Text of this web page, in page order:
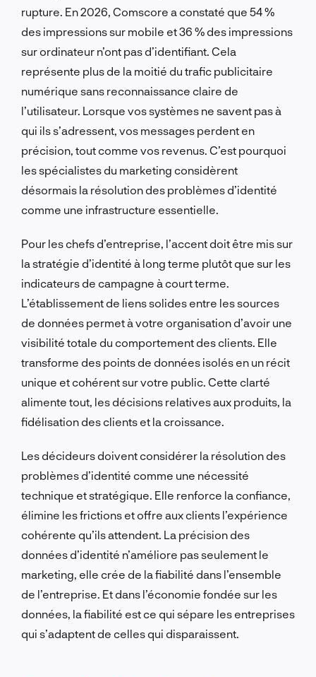
rupture. En 2026, Comscore a constaté que 54 %
des impressions sur mobile et 36 % des impressions
sur ordinateur n’ont pas d’identifiant. Cela
représente plus de la moitié du trafic publicitaire
numérique sans reconnaissance claire de
l’utilisateur. Lorsque vos systèmes ne savent pas à
qui ils s’adressent, vos messages perdent en
précision, tout comme vos revenus. C’est pourquoi
les spécialistes du marketing considèrent
désormais la résolution des problèmes d’identité
comme une infrastructure essentielle.
Pour les chefs d’entreprise, l’accent doit être mis sur
la stratégie d’identité à long terme plutôt que sur les
indicateurs de campagne à court terme.
L’établissement de liens solides entre les sources
de données permet à votre organisation d’avoir une
visibilité totale du comportement des clients. Elle
transforme des points de données isolés en un récit
unique et cohérent sur votre public. Cette clarté
alimente tout, les décisions relatives aux produits, la
fidélisation des clients et la croissance.
Les décideurs doivent considérer la résolution des
problèmes d’identité comme une nécessité
technique et stratégique. Elle renforce la confiance,
élimine les frictions et offre aux clients l’expérience
cohérente qu’ils attendent. La précision des
données d’identité n’améliore pas seulement le
marketing, elle crée de la fiabilité dans l’ensemble
de l’entreprise. Et dans l’économie fondée sur les
données, la fiabilité est ce qui sépare les entreprises
qui s’adaptent de celles qui disparaissent.